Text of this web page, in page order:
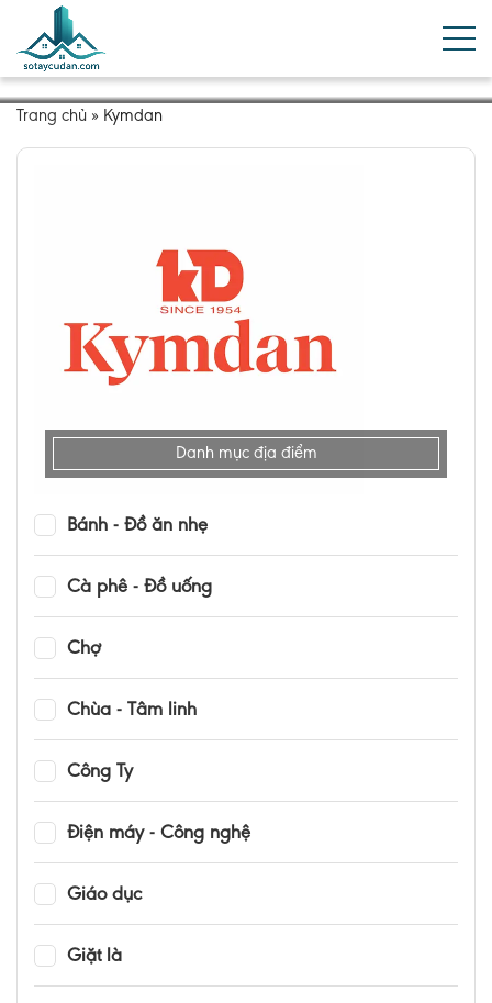
Trang chủ » Kymdan
Danh mục địa điểm
Bánh - Đồ ăn nhẹ
Cà phê - Đồ uống
Chợ
Chùa - Tâm linh
Công Ty
Điện máy - Công nghệ
Giáo dục
Giặt là